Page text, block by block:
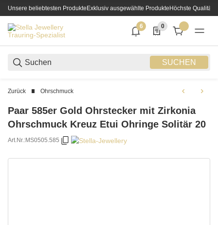
Unsere beliebtesten ProdukteExklusiv ausgewählte ProdukteHöchste Qualität
SUCHEN
6
6 neue Notifizierungen
0
0 Produkte in der
Zurück Ohrschmuck
Paar 585er Gold Ohrstecker mit Zirkonia
Ohrschmuck Kreuz Etui Ohringe Solitär 20
Art.Nr.:MS0505.585